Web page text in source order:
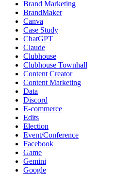
Brand Marketing
BrandMaker
Canva
Case Study
ChatGPT
Claude
Clubhouse
Clubhouse Townhall
Content Creator
Content Marketing
Data
Discord
E-commerce
Edits
Election
Event/Conference
Facebook
Game
Gemini
Google